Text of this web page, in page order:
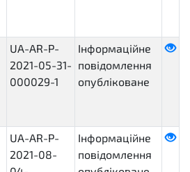
UA-AR-P-
2021-05-31-
000029-1
Інформаційне
повідомлення
опубліковане
UA-AR-P-
2021-08-
Інформаційне
повідомлення